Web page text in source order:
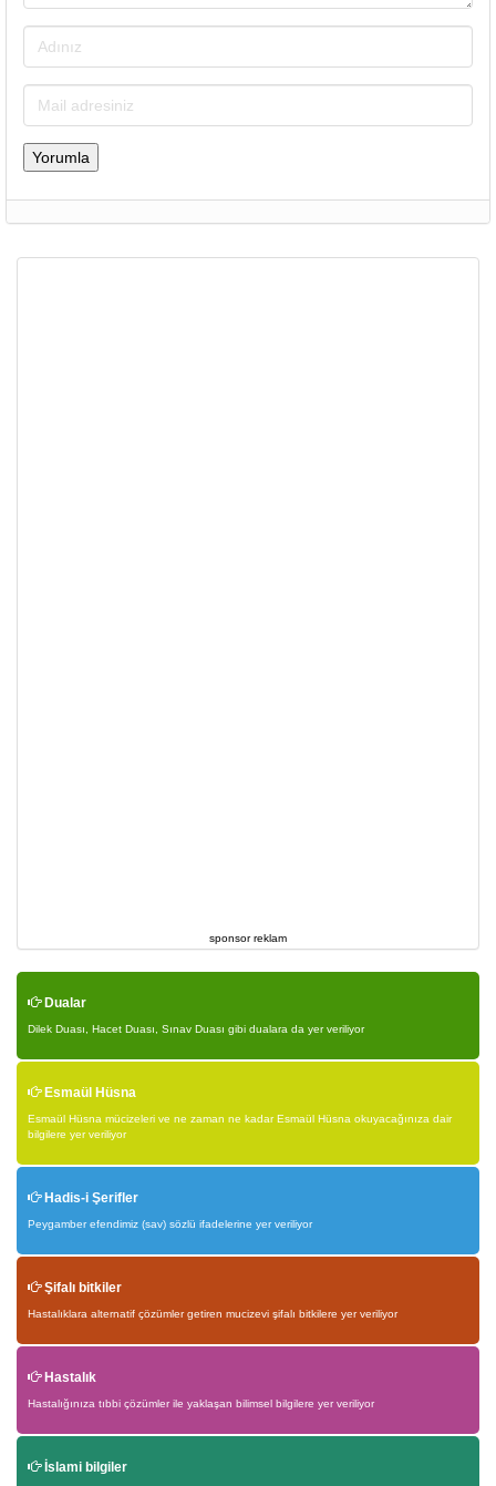
sponsor reklam
Dualar
Dilek Duası, Hacet Duası, Sınav Duası gibi dualara da yer veriliyor
Esmaül Hüsna
Esmaül Hüsna mücizeleri ve ne zaman ne kadar Esmaül Hüsna okuyacağınıza dair
bilgilere yer veriliyor
Hadis-i Şerifler
Peygamber efendimiz (sav) sözlü ifadelerine yer veriliyor
Şifalı bitkiler
Hastalıklara alternatif çözümler getiren mucizevi şifalı bitkilere yer veriliyor
Hastalık
Hastalığınıza tıbbi çözümler ile yaklaşan bilimsel bilgilere yer veriliyor
İslami bilgiler